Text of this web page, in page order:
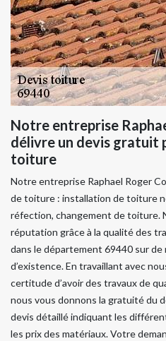
Notre entreprise
délivre un devis gratuit
toiture
Notre entreprise Raphael Roger
de toiture : installation de toiture
réfection, changement de toiture.
réputation grâce à la qualité des
dans le département 69440 sur de
d’existence. En travaillant avec
certitude d’avoir des travaux de
nous vous donnons la gratuité du
devis détaillé indiquant les
les prix des matériaux. Votre